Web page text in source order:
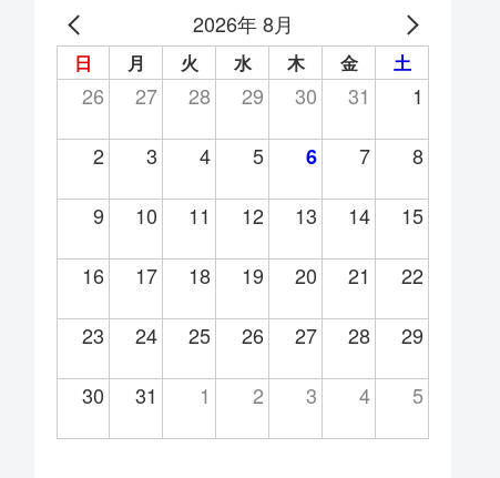
2026年 8月
日 月 火 水 木 金 土
26 27 28 29 30 31 1
2 3 4 5 6 7 8
9 10 11 12 13 14 15
16 17 18 19 20 21 22
23 24 25 26 27 28 29
30 31 1 2 3 4 5